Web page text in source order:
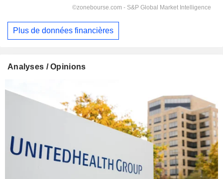
Plus de données financières
Analyses / Opinions